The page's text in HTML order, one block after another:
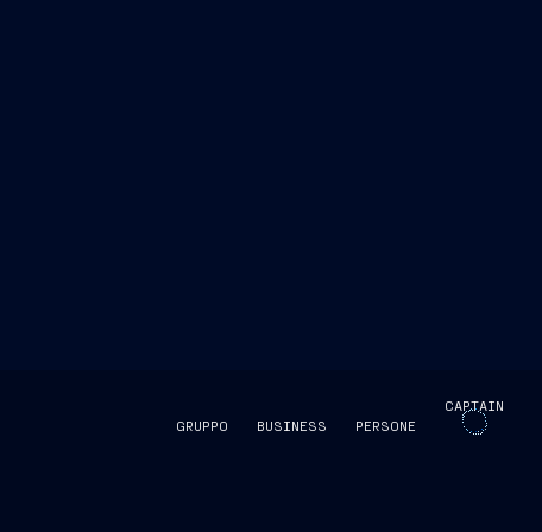
GRUPPO BUSINESS PERSONE
CAPTAIN